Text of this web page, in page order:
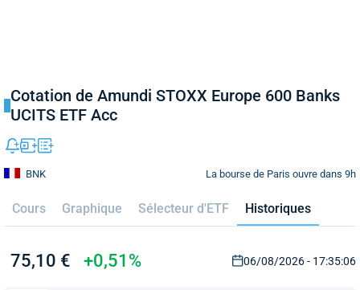
Cotation de Amundi STOXX Europe 600 Banks
UCITS ETF Acc
La bourse de Paris ouvre dans 9h
BNK
Cours Graphique Sélecteur d'ETF Historiques
75,10 € +0,51% 06/08/2026 - 17:35:06